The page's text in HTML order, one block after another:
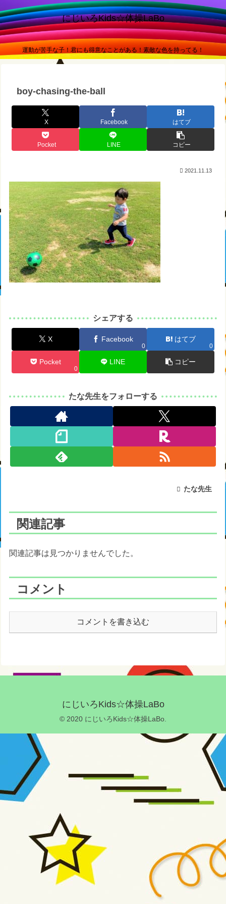
にじいろKids☆体操LaBo
運動が苦手な子！君にも得意なことがある！素敵な色を持ってる！
boy-chasing-the-ball
X Facebook はてブ
Pocket LINE コピー
2021.11.13
シェアする
X Facebook
0
はてブ
0
Pocket
0
LINE コピー
たな先生をフォローする
たな先生
関連記事
関連記事は見つかりませんでした。
コメント
コメントを書き込む
にじいろKids☆体操LaBo
© 2020 にじいろKids☆体操LaBo.